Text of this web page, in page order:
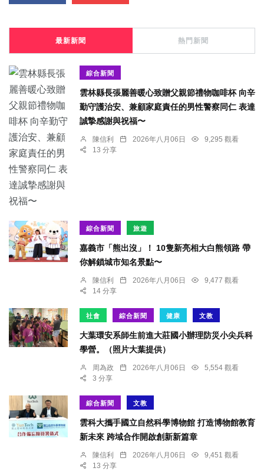
最新新聞 熱門新聞
綜合新聞
雲林縣長張麗善暖心致贈父親節禮物咖啡杯 向辛
勤守護治安、兼顧家庭責任的男性警察同仁 表達
誠摯感謝與祝福〜
陳信利 2026年八月06日
9,295 觀看
13 分享
綜合新聞 旅遊
嘉義市「熊出沒」！ 10隻新亮相大白熊領路 帶
你解鎖城市知名景點〜
陳信利 2026年八月06日
9,477 觀看
14 分享
社會 綜合新聞 健康 文教
大葉環安系師生前進大莊國小辦理防災小尖兵科
學營。（照片大葉提供）
周為政 2026年八月06日
5,554 觀看
3 分享
綜合新聞 文教
雲科大攜手國立自然科學博物館 打造博物館教育
新未來 跨域合作開啟創新新篇章
陳信利 2026年八月06日
9,451 觀看
13 分享